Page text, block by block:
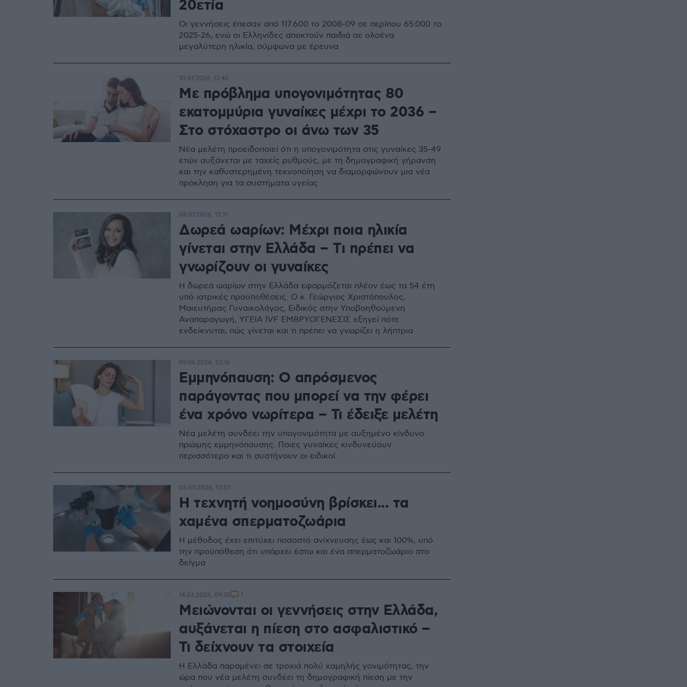
20ετία
Οι γεννήσεις έπεσαν από 117.600 το 2008-09 σε περίπου 65.000 το
2025-26, ενώ οι Ελληνίδες αποκτούν παιδιά σε ολοένα
μεγαλύτερη ηλικία, σύμφωνα με έρευνα
Με πρόβλημα υπογονιμότητας 80
εκατομμύρια γυναίκες μέχρι το 2036 –
Στο στόχαστρο οι άνω των 35
Νέα μελέτη προειδοποιεί ότι η υπογονιμότητα στις γυναίκες 35-49
ετών αυξάνεται με ταχείς ρυθμούς, με τη δημογραφική γήρανση
και την καθυστερημένη τεκνοποίηση να διαμορφώνουν μια νέα
πρόκληση για τα συστήματα υγείας
10.07.2026, 12:45
Δωρεά ωαρίων: Μέχρι ποια ηλικία
γίνεται στην Ελλάδα – Tι πρέπει να
γνωρίζουν οι γυναίκες
Η δωρεά ωαρίων στην Ελλάδα εφαρμόζεται πλέον έως τα 54 έτη
υπό ιατρικές προϋποθέσεις. O κ. Γεώργιος Χριστόπουλος,
Μαιευτήρας Γυναικολόγος, Ειδικός στην Υποβοηθούμενη
Αναπαραγωγή, ΥΓΕΙΑ IVF ΕΜΒΡΥΟΓΕΝΕΣΙΣ εξηγεί πότε
ενδείκνυται, πώς γίνεται και τι πρέπει να γνωρίζει η λήπτρια
06.07.2026, 17:31
Εμμηνόπαυση: Ο απρόσμενος
παράγοντας που μπορεί να την φέρει
ένα χρόνο νωρίτερα – Τι έδειξε μελέτη
Νέα μελέτη συνδέει την υπογονιμότητα με αυξημένο κίνδυνο
πρώιμης εμμηνόπαυσης. Ποιες γυναίκες κινδυνεύουν
περισσότερο και τι συστήνουν οι ειδικοί
09.06.2026, 23:16
Η τεχνητή νοημοσύνη βρίσκει... τα
χαμένα σπερματοζωάρια
Η μέθοδος έχει επιτύχει ποσοστό ανίχνευσης έως και 100%, υπό
την προϋπόθεση ότι υπάρχει έστω και ένα σπερματοζωάριο στο
δείγμα
05.05.2026, 13:53
Μειώνονται οι γεννήσεις στην Ελλάδα,
αυξάνεται η πίεση στο ασφαλιστικό –
Τι δείχνουν τα στοιχεία
Η Ελλάδα παραμένει σε τροχιά πολύ χαμηλής γονιμότητας, την
ώρα που νέα μελέτη συνδέει τη δημογραφική πίεση με την
14.03.2026, 09:35 1